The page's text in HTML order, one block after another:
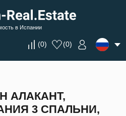
в Испании
(0) (0)
АЛАКАНТ,
3 СПАЛЬНИ,